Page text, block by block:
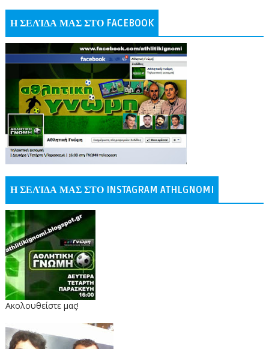
Η ΣΕΛΊΔΑ ΜΑΣ ΣΤΟ FACEBOOK
Η ΣΕΛΊΔΑ ΜΑΣ ΣΤΟ INSTAGRAM ATHLGNOMI
Ακολουθείστε μας!